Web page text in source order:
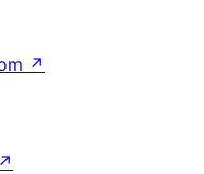
↗
↗